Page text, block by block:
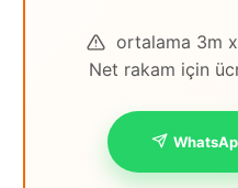
ortalama 3m x
Net rakam için
İstanbul
Anadolu
İstanbul